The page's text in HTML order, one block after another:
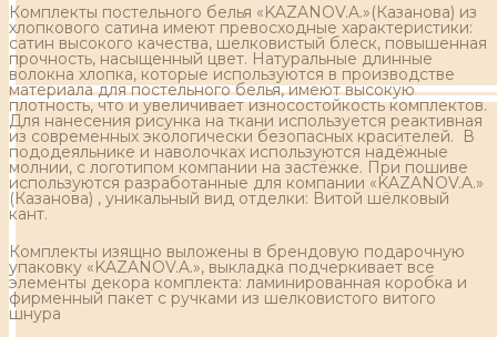
Комплекты постельного белья «KAZANOV.A.»(Казанова) из
хлопкового сатина имеют превосходные характеристики:
сатин высокого качества, шелковистый блеск, повышенная
прочность, насыщенный цвет. Натуральные длинные
волокна хлопка, которые используются в производстве
материала для постельного белья, имеют высокую
плотность, что и увеличивает износостойкость комплектов.
Для нанесения рисунка на ткани используется реактивная
из современных экологически безопасных красителей. В
пододеяльнике и наволочках используются надёжные
молнии, с логотипом компании на застёжке. При пошиве
используются разработанные для компании «KAZANOV.A.»
(Казанова) , уникальный вид отделки: Витой шёлковый
кант.
Комплекты изящно выложены в брендовую подарочную
упаковку «KAZANOV.A.», выкладка подчеркивает все
элементы декора комплекта: ламинированная коробка и
фирменный пакет с ручками из шелковистого витого
шнура